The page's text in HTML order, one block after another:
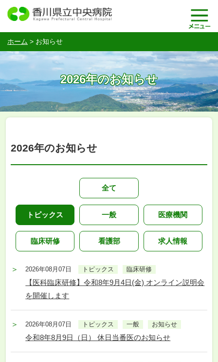
ホーム > お知らせ
2026年のお知らせ
2026年のお知らせ
全て
トピックス 一般 医療機関
臨床研修 看護部 求人情報
2026年08月07日 トピックス 臨床研修
【医科臨床研修】令和8年9月4日(金) オンライン説明会
を開催します
2026年08月07日 トピックス 一般 お知らせ
令和8年8月9日（日） 休日当番医のお知らせ